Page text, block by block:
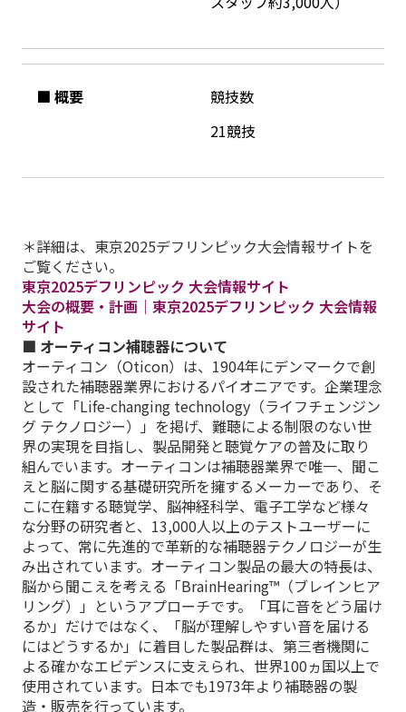
■ 概要
競技数
21競技
＊詳細は、東京2025デフリンピック大会情報サイトを
ご覧ください。
東京2025デフリンピック 大会情報サイト
大会の概要・計画｜東京2025デフリンピック 大会情報
サイト
■ オーティコン補聴器について
オーティコン（Oticon）は、1904年にデンマークで創
設された補聴器業界におけるパイオニアです。企業理念
として「Life-changing technology（ライフチェンジン
グ テクノロジー）」を掲げ、難聴による制限のない世
界の実現を目指し、製品開発と聴覚ケアの普及に取り
組んでいます。オーティコンは補聴器業界で唯一、聞こ
えと脳に関する基礎研究所を擁するメーカーであり、そ
こに在籍する聴覚学、脳神経科学、電子工学など様々
な分野の研究者と、13,000人以上のテストユーザーに
よって、常に先進的で革新的な補聴器テクノロジーが生
み出されています。オーティコン製品の最大の特長は、
脳から聞こえを考える「BrainHearing™（ブレインヒア
リング）」というアプローチです。「耳に音をどう届け
るか」だけではなく、「脳が理解しやすい音を届ける
にはどうするか」に着目した製品群は、第三者機関に
よる確かなエビデンスに支えられ、世界100ヵ国以上で
使用されています。日本でも1973年より補聴器の製
造・販売を行っています。